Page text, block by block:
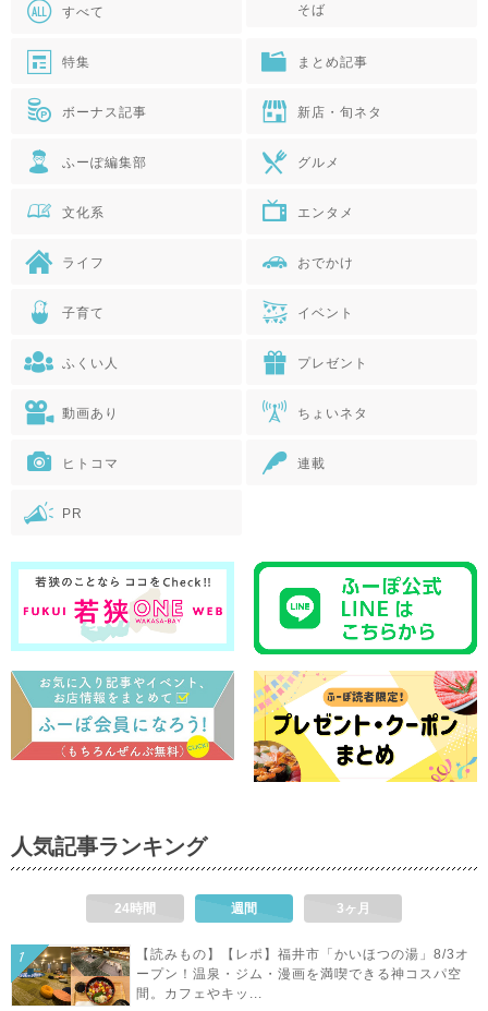
すべて そば
特集 まとめ記事
ボーナス記事 新店・旬ネタ
ふーぽ編集部 グルメ
文化系 エンタメ
ライフ おでかけ
子育て イベント
ふくい人 プレゼント
動画あり ちょいネタ
ヒトコマ 連載
PR
人気記事ランキング
24時間 週間 3ヶ月
【読みもの】【レポ】福井市「かいほつの湯」8/3オ
ープン！温泉・ジム・漫画を満喫できる神コスパ空
間。カフェやキッ...